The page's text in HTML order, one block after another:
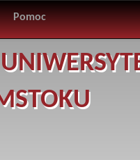
Pomoc